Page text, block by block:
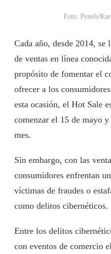
Foto: Pexels/
Cada año, desde 2014, se
de ventas en línea
propósito de fomentar el
ofrecer a los
esta ocasión, el Hot Sale
comenzar el 15 de mayo
mes.
Sin embargo, con las
consumidores enfrentan
víctimas de fraudes o
como delitos cibernéticos.
Entre los delitos
con eventos de comercio